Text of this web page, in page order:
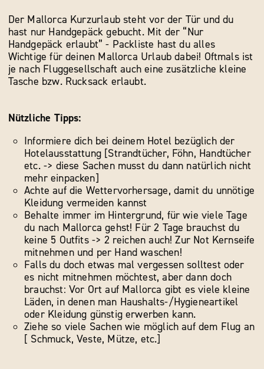
Der Mallorca Kurzurlaub steht vor der Tür und du
hast nur Handgepäck gebucht. Mit der “Nur
Handgepäck erlaubt” - Packliste hast du alles
Wichtige für deinen Mallorca Urlaub dabei! Oftmals ist
je nach Fluggesellschaft auch eine zusätzliche kleine
Tasche bzw. Rucksack erlaubt.
Nützliche Tipps:
Informiere dich bei deinem Hotel bezüglich der
Hotelausstattung [Strandtücher, Föhn, Handtücher
etc. -> diese Sachen musst du dann natürlich nicht
mehr einpacken]
Achte auf die Wettervorhersage, damit du unnötige
Kleidung vermeiden kannst
Behalte immer im Hintergrund, für wie viele Tage
du nach Mallorca gehst! Für 2 Tage brauchst du
keine 5 Outfits -> 2 reichen auch! Zur Not Kernseife
mitnehmen und per Hand waschen!
Falls du doch etwas mal vergessen solltest oder
es nicht mitnehmen möchtest, aber dann doch
brauchst: Vor Ort auf Mallorca gibt es viele kleine
Läden, in denen man Haushalts-/Hygieneartikel
oder Kleidung günstig erwerben kann.
Ziehe so viele Sachen wie möglich auf dem Flug an
[ Schmuck, Veste, Mütze, etc.]